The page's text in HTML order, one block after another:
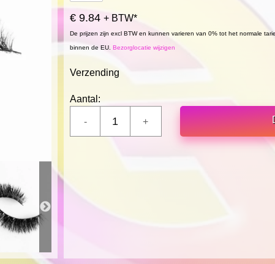
€ 9.84 + BTW*
De prijzen zijn excl BTW en kunnen varieren van 0% tot het normale
binnen de EU. Bezorglocatie wijzigen
Verzending
Aantal: